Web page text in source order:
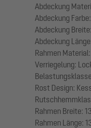
Abdeckung
Abdeckung
Abdeckung
Abdeckung
Rahmen
Verriegelung:
Rost Design:
Rahmen Breite:
Rahmen Länge: